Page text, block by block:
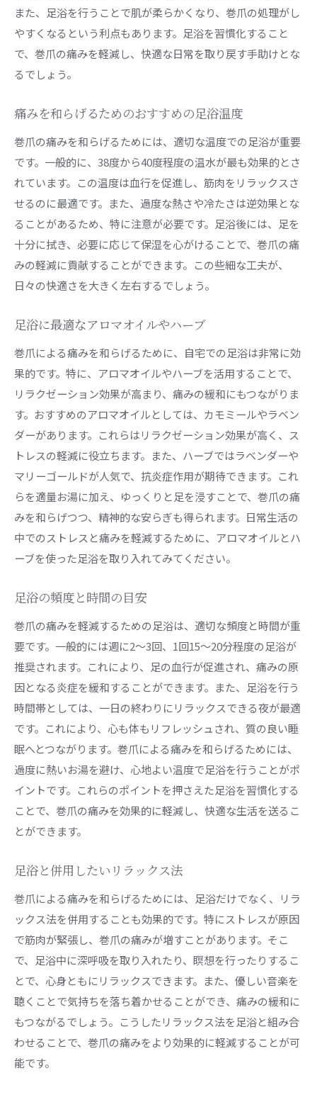
また、足浴を行うことで肌が柔らかくなり、巻爪の処理がし
やすくなるという利点もあります。足浴を習慣化すること
で、巻爪の痛みを軽減し、快適な日常を取り戻す手助けとな
るでしょう。
痛みを和らげるためのおすすめの足浴温度
巻爪の痛みを和らげるためには、適切な温度での足浴が重要
です。一般的に、38度から40度程度の温水が最も効果的とさ
れています。この温度は血行を促進し、筋肉をリラックスさ
せるのに最適です。また、過度な熱さや冷たさは逆効果とな
ることがあるため、特に注意が必要です。足浴後には、足を
十分に拭き、必要に応じて保湿を心がけることで、巻爪の痛
みの軽減に貢献することができます。この些細な工夫が、
日々の快適さを大きく左右するでしょう。
足浴に最適なアロマオイルやハーブ
巻爪による痛みを和らげるために、自宅での足浴は非常に効
果的です。特に、アロマオイルやハーブを活用することで、
リラクゼーション効果が高まり、痛みの緩和にもつながりま
す。おすすめのアロマオイルとしては、カモミールやラベン
ダーがあります。これらはリラクゼーション効果が高く、ス
トレスの軽減に役立ちます。また、ハーブではラベンダーや
マリーゴールドが人気で、抗炎症作用が期待できます。これ
らを適量お湯に加え、ゆっくりと足を浸すことで、巻爪の痛
みを和らげつつ、精神的な安らぎも得られます。日常生活の
中でのストレスと痛みを軽減するために、アロマオイルとハ
ーブを使った足浴を取り入れてみてください。
足浴の頻度と時間の目安
巻爪の痛みを軽減するための足浴は、適切な頻度と時間が重
要です。一般的には週に2〜3回、1回15〜20分程度の足浴が
推奨されます。これにより、足の血行が促進され、痛みの原
因となる炎症を緩和することができます。また、足浴を行う
時間帯としては、一日の終わりにリラックスできる夜が最適
です。これにより、心も体もリフレッシュされ、質の良い睡
眠へとつながります。巻爪による痛みを和らげるためには、
過度に熱いお湯を避け、心地よい温度で足浴を行うことがポ
イントです。これらのポイントを押さえた足浴を習慣化する
ことで、巻爪の痛みを効果的に軽減し、快適な生活を送るこ
とができます。
足浴と併用したいリラックス法
巻爪による痛みを和らげるためには、足浴だけでなく、リラ
ックス法を併用することも効果的です。特にストレスが原因
で筋肉が緊張し、巻爪の痛みが増すことがあります。そこ
で、足浴中に深呼吸を取り入れたり、瞑想を行ったりするこ
とで、心身ともにリラックスできます。また、優しい音楽を
聴くことで気持ちを落ち着かせることができ、痛みの緩和に
もつながるでしょう。こうしたリラックス法を足浴と組み合
わせることで、巻爪の痛みをより効果的に軽減することが可
能です。